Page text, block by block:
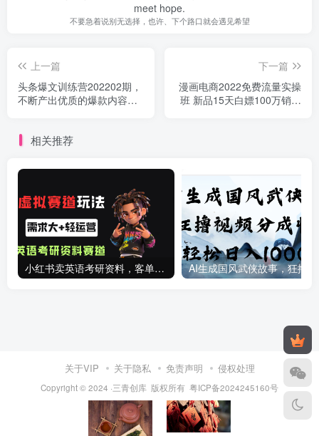
meet hope.
不要急着说别无选择，也许、下个路口就会遇见希望
上一篇
头条爆文训练营202202期，
不断产出优质的爆款内容，
下一篇
漫画电商2022免费流量实操
班 新品15天白嫖100万销售
相关推荐
小红书卖英语考研资料，客单价9.9，250天卖了16w!
关于VIP 关于隐私 免责声明 侵权处理
Copyright © 2024 ·三青创库 版权所有 粤ICP备2024245160号